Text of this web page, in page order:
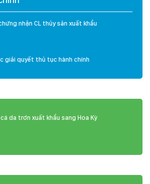
nhận CL thủy sản xuất khẩu
giải quyết thủ tục hành chính
da trơn xuất khẩu sang Hoa Kỳ